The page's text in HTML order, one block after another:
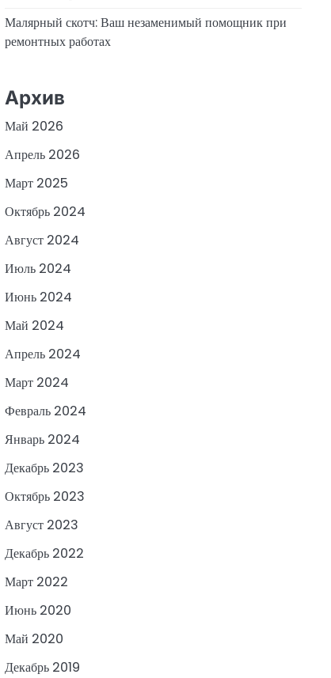
Малярный скотч: Ваш незаменимый помощник при
ремонтных работах
Архив
Май 2026
Апрель 2026
Март 2025
Октябрь 2024
Август 2024
Июль 2024
Июнь 2024
Май 2024
Апрель 2024
Март 2024
Февраль 2024
Январь 2024
Декабрь 2023
Октябрь 2023
Август 2023
Декабрь 2022
Март 2022
Июнь 2020
Май 2020
Декабрь 2019